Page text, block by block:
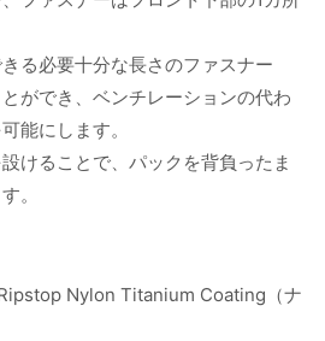
る必要十分な長さのファスナー
ができ、ベンチレーションの代わ
能にします。
けることで、パックを背負ったま
。
Nylon Titanium Coating（ナ